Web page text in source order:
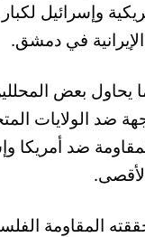
وإسرائيل
الإيرانية في دمشق.
بعض
الولايات
ضد أمريكا
المقاومة